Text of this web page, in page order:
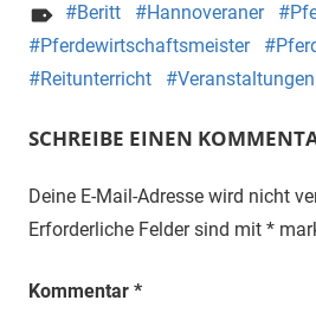
Beritt
Hannoveraner
Pferdewirtschaftsmeister
Reitunterricht
SCHREIBE EINEN
Deine E-Mail-Adresse wird nicht
Erforderliche Felder sind mit *
Kommentar *